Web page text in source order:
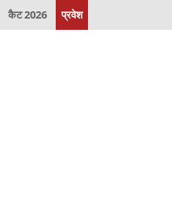
कैट 2026 प्रवेश